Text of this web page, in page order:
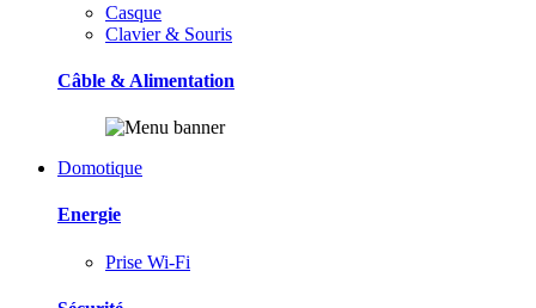
Casque
Clavier & Souris
Câble & Alimentation
Domotique
Energie
Prise Wi-Fi